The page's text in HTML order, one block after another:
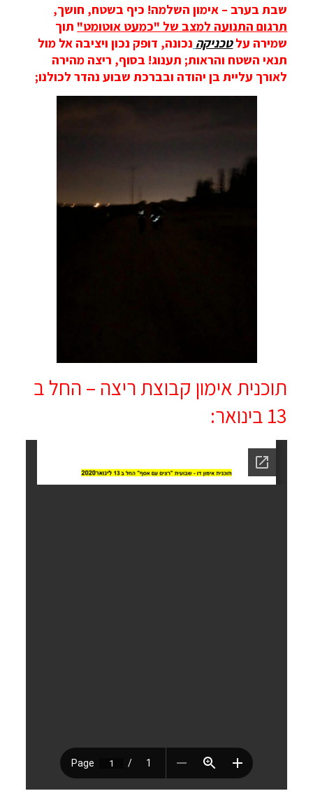
שבת בערב – אימון השלמה! כיף בשטח, חושך,
תרגום התנועה למצב של "כמעט אוטומט" תוך
שמירה עלטכניקה נכונה, דופק נכון ויציבה אל מול
תנאי השטח והראות; תענוג! בסוף, ריצה מהירה
לאורך עליית בן יהודה ובברכת שבוע נהדר לכולנו;
תוכנית אימון קבוצת ריצה – החל ב
13 בינואר: